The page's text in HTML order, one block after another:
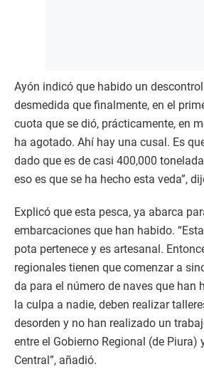
Ayón indicó que habido un
desmedida que finalmente, en el
cuota que se dió, prácticamente, en
ha agotado. Ahí hay una cusal. Es
dado que es de casi 400,000
eso es que se ha hecho esta veda”,
Explicó que esta pesca, ya abarca
embarcaciones que han habido.
pota pertenece y es artesanal.
regionales tienen que comenzar a
da para el número de naves que han
la culpa a nadie, deben realizar
desorden y no han realizado un
entre el Gobierno Regional (de Piura)
Central”, añadió.